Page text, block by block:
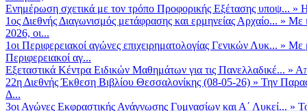
Ενημέρωση σχετικά με τον τρόπο Προφορικής Εξέτασης υποψ... »
1ος Διεθνής Διαγωνισμός μετάφρασης και ερμηνείας Αρχαίο... » Με
2026, οι...
1οι Περιφερειακοί αγώνες επιχειρηματολογίας Γενικών Λυκ... » Με
Περιφερειακοί αγ...
Εξεταστικά Κέντρα Ειδικών Μαθημάτων για τις Πανελλαδικέ... »
22η Διεθνής Έκθεση Βιβλίου Θεσσαλονίκης (08-05-26) » Την
Δ...
3οι Αγώνες Εκφραστικής Ανάγνωσης Γυμνασίων και Α΄ Λυκεί... »